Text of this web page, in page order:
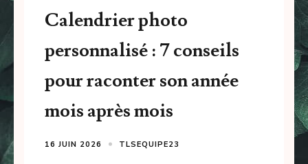
Calendrier photo
personnalisé : 7 conseils
pour raconter son année
mois après mois
16 JUIN 2026 TLSEQUIPE23